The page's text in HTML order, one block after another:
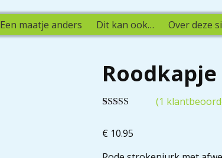
Een maatje anders Dit kan ook… Over deze
Roodkapje
gebaseerd op
ing
(1
€ 10.95